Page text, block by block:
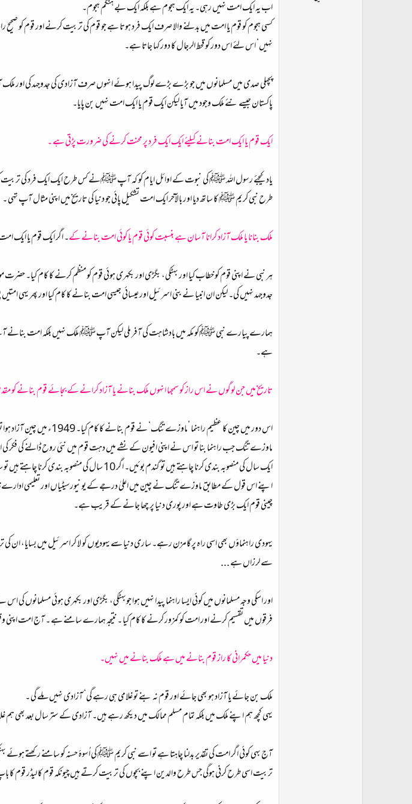
اب یہ ایک امت نہیں رہی۔ یہ ایک ہجوم ہے بلکہ ایک بے ہنگم ہجوم۔
کسی ہجوم کو قوم یا امت میں بدلنے والا صرف ایک فرد ہوتا ہے جو قوم کی تربیت کرنے اور قوم کو
نہیں‘ اس لئے اس دور کو قحط الرجال کا دور کہا جاتا ہے۔
پچهلی صدی میں مسلمانوں میں جو بڑے بڑے لوگ پیدا ہوئے انہوں صرف آزادی کی جدوجہد کی اور
پاکستان جیسے نئے ملک وجود میں آیا لیکن ایک قوم یا ایک امت نہیں بن پایا۔
ایک قوم یا ایک امت بنانے کیلئے ایک ایک فرد پر محنت کرنے کی ضرورت پڑتی ہے ۔
یاد کیجئے رسول اللہ ﷺ کی نبوت کے اوائل ایام کو کہ آپ ﷺنے کس طرح ایک ایک فرد کی تربیت
طرح نبی کریم ﷺ کا ساتھ دیا اور بالآخر ایک امت تشکیل پائی جو دنیا کی تاریخ میں اپنی مثال آپ تهی ۔
ملک بنانا یا ملک آزاد کرانا آسان ہے بنسبت کوئی قوم یا کوئی امت بنانے کے۔ اگر ایک قوم یا ایک
ہر نبی نے اپنی قوم کو خطاب کیا اور بهٹکی، بگڑی اور بکهری ہوئی قوم کو منظم کرنے کا کام کیا۔
جدوجہد نہیں کی۔ لیکن ان انبیا نے بنی اسرئیل اور عیسائی جیسی امت بنانے کا کام کیا اور پھر یہی امتیں
ہمارے پیارے نبی ﷺکو مکہ میں بادشاہت کی آفر ملی لیکن آپ ﷺ ملک نہیں بلکہ امت بنانے آئے
ہے۔
تاریخ میں جن لوگوں نے اس راز کو سمجها انہوں ملک بنانے یا آزاد کرانے کے بجائے قوم بنانے کو مقدم
ماوزے تنگ جب راہنما بنا تو اس نے اپنی افیون کے نشے میں دهت قوم میں نئی روح ڈالنے کی فکر
ایک سال کی منصوبہ بندی کرنا چاہتے ہیں تو گندم
اپنے اس قول کے مطابق ماوزے تنگ نے چین میں اعلیٰ درجے کے یونیورسیٹیاں اور تعلیمی ادارے
چینی قوم ایک بڑی طاوت ہے اور پوری دنیا پر چھا جانے کے قریب ہے۔
یہودی راہنماؤں بھی اسی راہ پر گامزن رہے۔ ساری دنیا سے یہودیوں کو لا کر اسرئیل میں بسایا،
سے لرزاں ہے ...
اور اسکی وجہ مسلمانوں میں کوئی ایسا راہنما پیدا نہیں ہوا جوبهٹکی، بگڑی اور بکهری ہوئی
فرقوں میں تقسیم کرنے اور امت کو کمزور کرنے کا کام کیا ۔ نتیجہ ہمارے سامنے ہے ۔ آج امت اپنی
دنیا میں حکمرانی کا راز قوم بنانے میں ہے ملک بنانے میں نہیں۔
ملک بن جائے یا آزاد ہو بھی جائے اور قوم نہ بنے تو غلامی ہی رہے گی‘ آزادی نہیں ملے گی ۔
یہی کچھ ہم اپنے ملک میں بلکہ تمام مسلم ممالک میں دیکھ رہے ہیں۔ آزادی کے ستر سال بعد بھی ہم
آج بهی کوئی اگر امت کی تقدیر بدلنا چاہتا ہے تو اسے نبی کریم ﷺ کی اُسوۂ حسنہ کو سامنے رکھتے
تربیت اسی طرح کرنی ہوگی جس طرح والدین اپنے بچوں کی تربیت کرتے ہیں چیونکہ قوم کا لیڈر قوم کا